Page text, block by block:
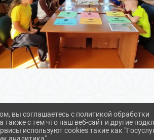
вы соглашаетесь с политикой обработки
также с тем что наш веб-сайт и другие
используют cookies такие как